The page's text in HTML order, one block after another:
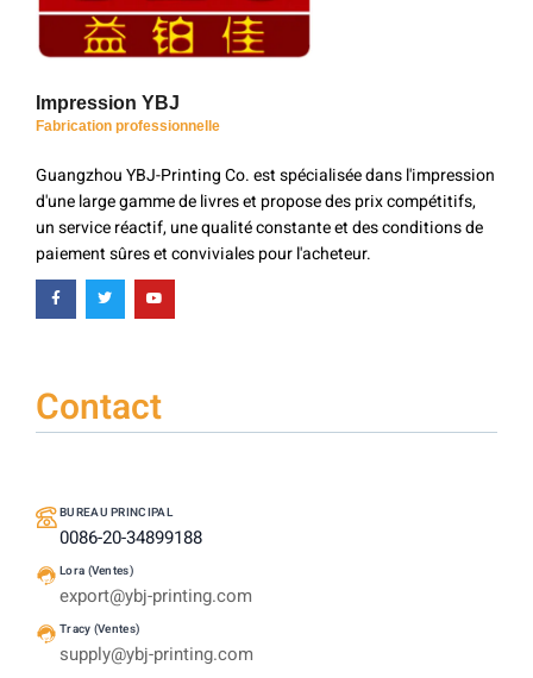
Impression YBJ
Fabrication professionnelle
Guangzhou YBJ-Printing Co. est spécialisée dans l'impression
d'une large gamme de livres et propose des prix compétitifs,
un service réactif, une qualité constante et des conditions de
paiement sûres et conviviales pour l'acheteur.
Contact
BUREAU PRINCIPAL
0086-20-34899188
Lora (Ventes)
export@ybj-printing.com
Tracy (Ventes)
supply@ybj-printing.com